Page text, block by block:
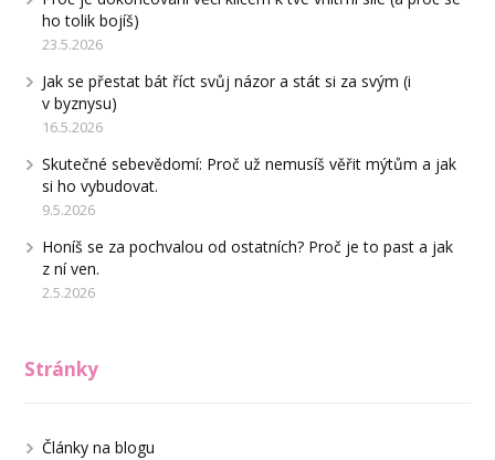
ho tolik bojíš)
23.5.2026
Jak se přestat bát říct svůj názor a stát si za svým (i
v byznysu)
16.5.2026
Skutečné sebevědomí: Proč už nemusíš věřit mýtům a jak
si ho vybudovat.
9.5.2026
Honíš se za pochvalou od ostatních? Proč je to past a jak
z ní ven.
2.5.2026
Stránky
Články na blogu